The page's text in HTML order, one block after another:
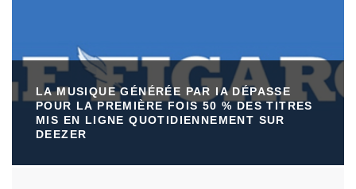
LA MUSIQUE GÉNÉRÉE PAR IA DÉPASSE
POUR LA PREMIÈRE FOIS 50 % DES TITRES
MIS EN LIGNE QUOTIDIENNEMENT SUR
DEEZER